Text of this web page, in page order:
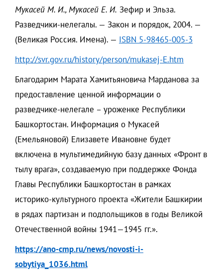
Мукасей М. И., Мукасей Е. И. Зефир и Эльза.
Разведчики-нелегалы. — Закон и порядок, 2004. —
(Великая Россия. Имена). — ISBN 5-98465-005-3
http://svr.gov.ru/history/person/mukasej-E.htm
Благодарим Марата Хамитьяновича Марданова за
предоставление ценной информации о
разведчике-нелегале – уроженке Республики
Башкортостан. Информация о Мукасей
(Емельяновой) Елизавете Ивановне будет
включена в мультимедийную базу данных «Фронт в
тылу врага», создаваемую при поддержке Фонда
Главы Республики Башкортостан в рамках
историко-культурного проекта «Жители Башкирии
в рядах партизан и подпольщиков в годы Великой
Отечественной войны 1941—1945 гг.».
https://ano-cmp.ru/news/novosti-i-
sobytiya_1036.html